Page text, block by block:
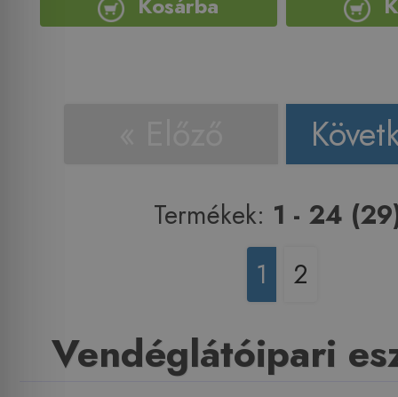
Termékek: 1 - 24
1
2
Vendéglátóipari